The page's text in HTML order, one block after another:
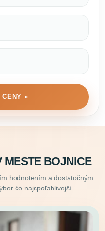
CENY »
MESTE BOJNICE
hodnotením a dostatočným
čo najspoľahlivejší.